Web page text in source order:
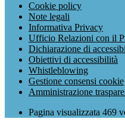
Cookie policy
Note legali
Informativa Privacy
Ufficio Relazioni con il
Dichiarazione di
Obiettivi di accessibilità
Whistleblowing
Gestione consensi cookie
Amministrazione
Pagina visualizzata 469